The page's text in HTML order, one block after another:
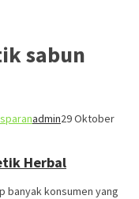
sabun
admin29 Oktober
Herbal
banyak konsumen yang